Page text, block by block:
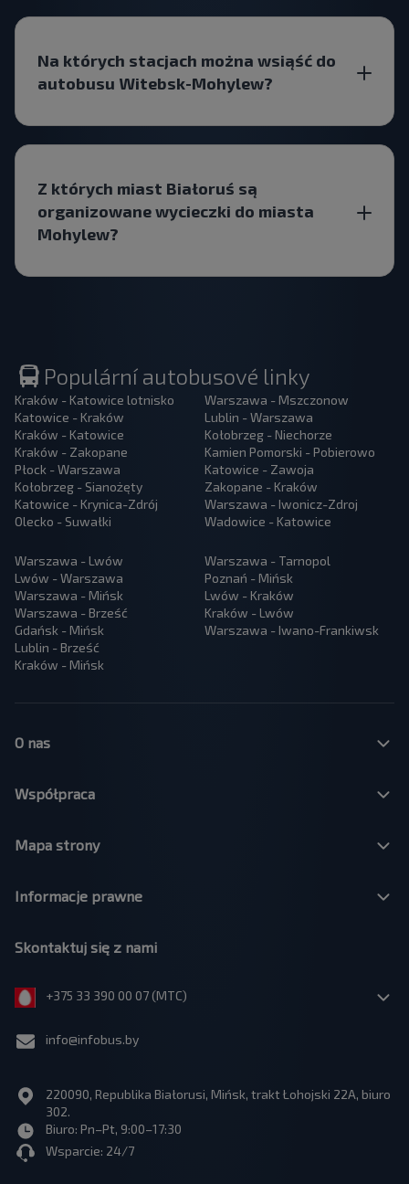
Na których stacjach można wsiąść do
autobusu Witebsk-Mohylew?
Z których miast Białoruś są
organizowane wycieczki do miasta
Mohylew?
Populární autobusové linky
Kraków - Katowice lotnisko
Katowice - Kraków
Kraków - Katowice
Kraków - Zakopane
Płock - Warszawa
Kołobrzeg - Sianożęty
Katowice - Krynica-Zdrój
Olecko - Suwałki
Warszawa - Mszczonow
Lublin - Warszawa
Kołobrzeg - Niechorze
Kamien Pomorski - Pobierowo
Katowice - Zawoja
Zakopane - Kraków
Warszawa - Iwonicz-Zdroj
Wadowice - Katowice
Warszawa - Lwów
Lwów - Warszawa
Warszawa - Mińsk
Warszawa - Brześć
Gdańsk - Mińsk
Lublin - Brześć
Kraków - Mińsk
Warszawa - Tarnopol
Poznań - Mińsk
Lwów - Kraków
Kraków - Lwów
Warszawa - Iwano-Frankiwsk
O nas
Współpraca
Mapa strony
Informacje prawne
Skontaktuj się z nami
+375 33 390 00 07 (МТС)
info@infobus.by
220090, Republika Białorusi, Mińsk, trakt Łohojski 22A, biuro
302.
Biuro: Pn–Pt, 9:00–17:30
Wsparcie: 24/7